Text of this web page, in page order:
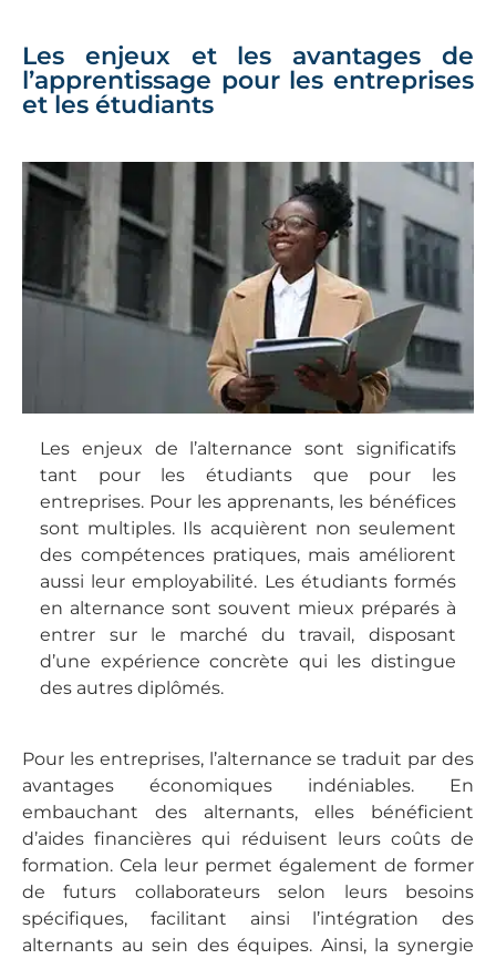
Les enjeux et les avantages de
l’apprentissage pour les entreprises
et les étudiants
Les enjeux de l’alternance sont significatifs
tant pour les étudiants que pour les
entreprises. Pour les apprenants, les bénéfices
sont multiples. Ils acquièrent non seulement
des compétences pratiques, mais améliorent
aussi leur employabilité. Les étudiants formés
en alternance sont souvent mieux préparés à
entrer sur le marché du travail, disposant
d’une expérience concrète qui les distingue
des autres diplômés.
Pour les entreprises, l’alternance se traduit par des
avantages économiques indéniables. En
embauchant des alternants, elles bénéficient
d’aides financières qui réduisent leurs coûts de
formation. Cela leur permet également de former
de futurs collaborateurs selon leurs besoins
spécifiques, facilitant ainsi l’intégration des
alternants au sein des équipes. Ainsi, la synergie